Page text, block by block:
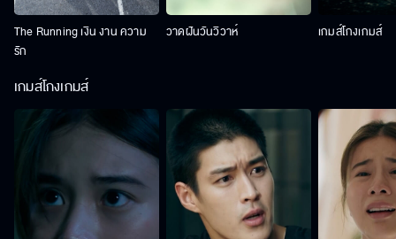
The Running เงิน งาน ความ
รัก
วาดฝันวันวิวาห์ เกมส์โกงเกมส์
เกมส์โกงเกมส์